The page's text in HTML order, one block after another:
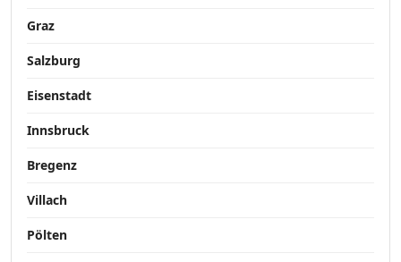
Graz
Salzburg
Eisenstadt
Innsbruck
Bregenz
Villach
Pölten